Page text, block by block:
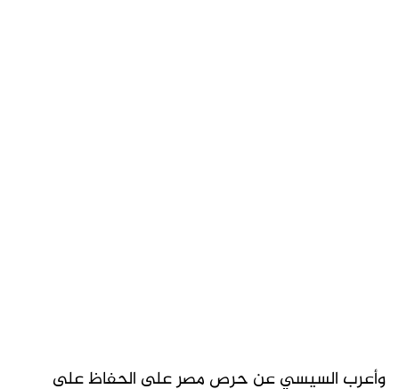
وأعرب السيسي عن حرص مصر على الحفاظ على